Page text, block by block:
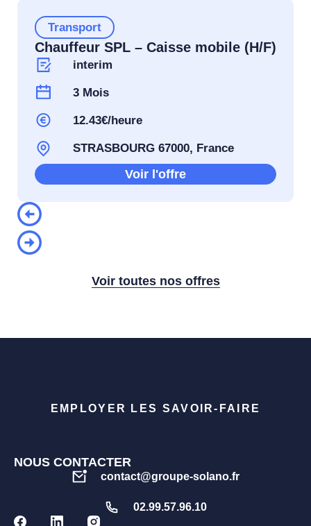
Transport
Chauffeur SPL – Caisse mobile (H/F)
interim
3 Mois
12.43€/heure
STRASBOURG 67000, France
Voir l'offre
Voir toutes nos offres
EMPLOYER LES SAVOIR-FAIRE
NOUS CONTACTER
contact@groupe-solano.fr
02.99.57.96.10